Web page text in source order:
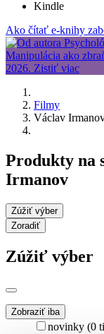
Kindle
Ako čítať e-knihy
Filmy
Václav
Produkty na
Irmanov
Zúžiť výber
Zoradiť
Zúžiť výber
Zobraziť iba
novinky (0